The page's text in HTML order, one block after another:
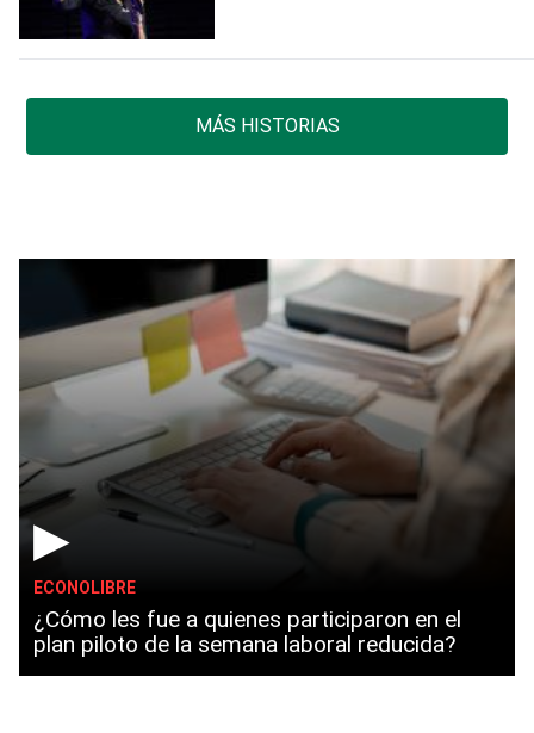
MÁS HISTORIAS
▶
ECONOLIBRE
¿Cómo les fue a quienes participaron en el
plan piloto de la semana laboral reducida?